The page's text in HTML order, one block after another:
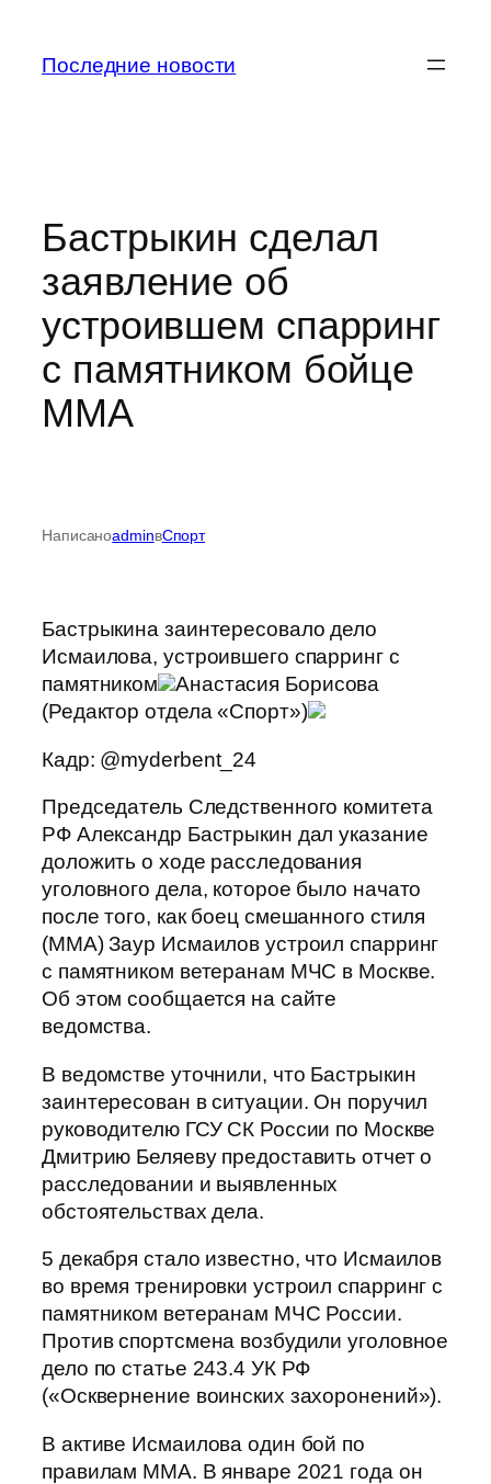
содержимому
Последние новости
Бастрыкин сделал
заявление об
устроившем спарринг
с памятником бойце
ММА
НаписаноadminвСпорт
Бастрыкина заинтересовало дело
Исмаилова, устроившего спарринг с
памятником
Анастасия Борисова
(Редактор отдела «Спорт»)
Кадр: @myderbent_24
Председатель Следственного комитета
РФ Александр Бастрыкин дал указание
доложить о ходе расследования
уголовного дела, которое было начато
после того, как боец смешанного стиля
(MMA) Заур Исмаилов устроил спарринг
с памятником ветеранам МЧС в Москве.
Об этом сообщается на сайте
ведомства.
В ведомстве уточнили, что Бастрыкин
заинтересован в ситуации. Он поручил
руководителю ГСУ СК России по Москве
Дмитрию Беляеву предоставить отчет о
расследовании и выявленных
обстоятельствах дела.
5 декабря стало известно, что Исмаилов
во время тренировки устроил спарринг с
памятником ветеранам МЧС России.
Против спортсмена возбудили уголовное
дело по статье 243.4 УК РФ
(«Осквернение воинских захоронений»).
В активе Исмаилова один бой по
правилам ММА. В январе 2021 года он